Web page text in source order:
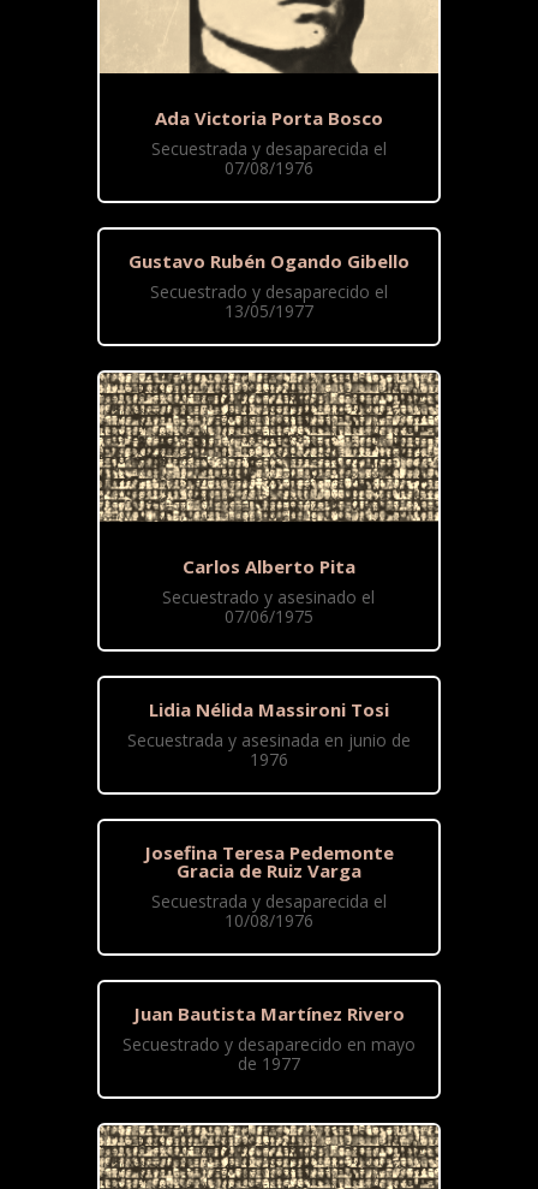
Ada Victoria Porta Bosco
Secuestrada y desaparecida el
07/08/1976
Gustavo Rubén Ogando Gibello
Secuestrado y desaparecido el
13/05/1977
Carlos Alberto Pita
Secuestrado y asesinado el
07/06/1975
Lidia Nélida Massironi Tosi
Secuestrada y asesinada en junio de
1976
Josefina Teresa Pedemonte
Gracia de Ruiz Varga
Secuestrada y desaparecida el
10/08/1976
Juan Bautista Martínez Rivero
Secuestrado y desaparecido en mayo
de 1977